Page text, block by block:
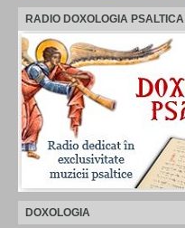
RADIO DOXOLOGIA PSALTICA
DOXOLOGIA